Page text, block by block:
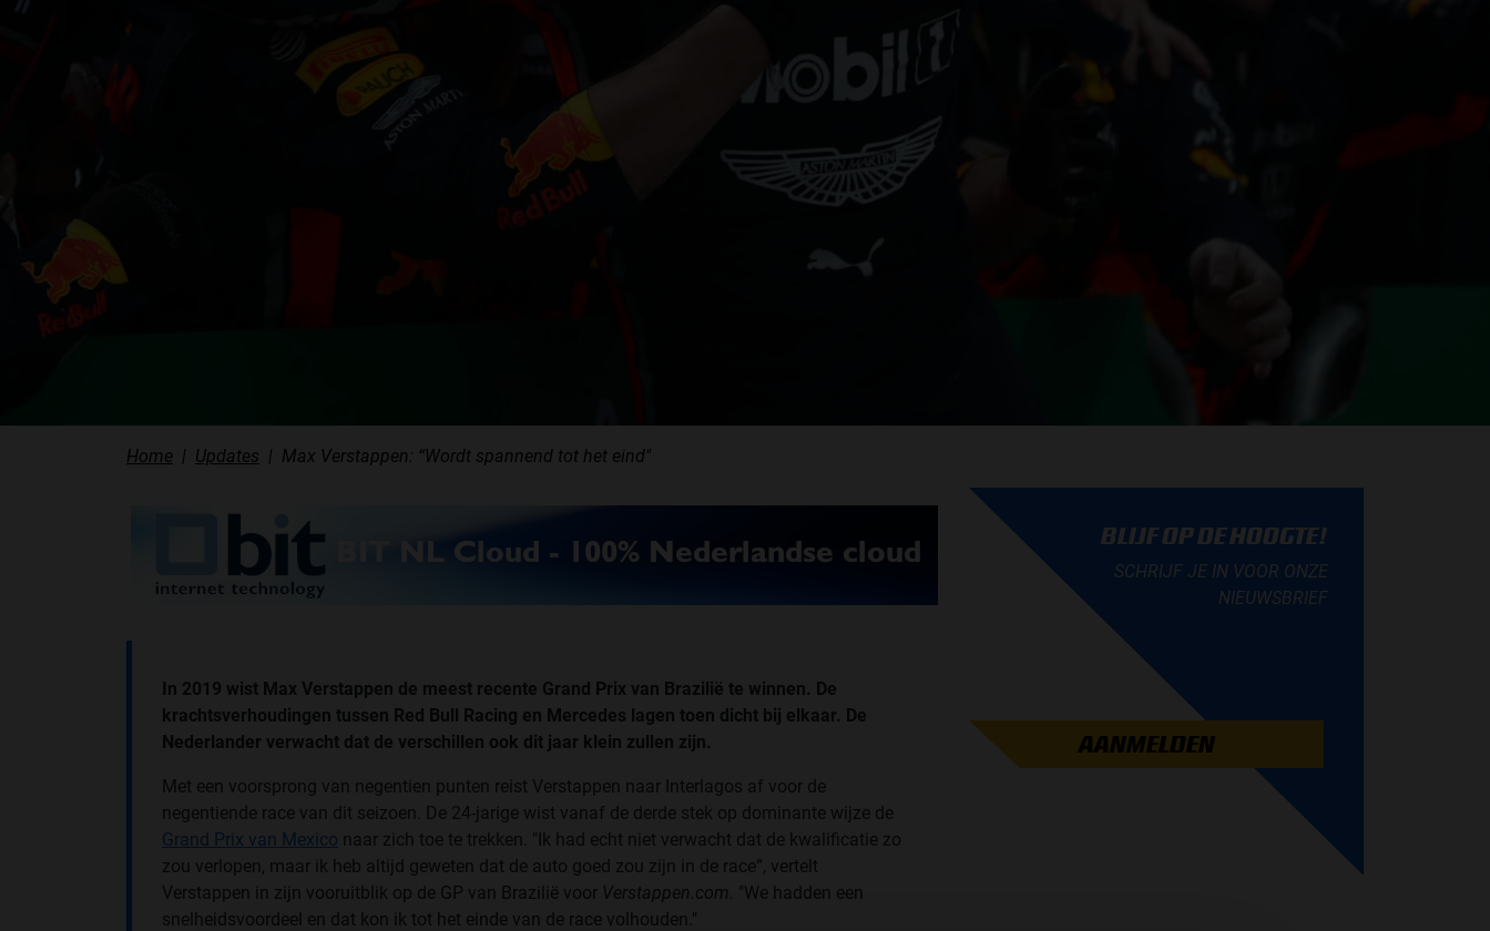
Home Updates Max Verstappen: “Wordt spannend tot het eind"
In 2019 wist Max Verstappen de meest recente Grand Prix van Brazilië te winnen. De
krachtsverhoudingen tussen Red Bull Racing en Mercedes lagen toen dicht bij elkaar. De
Nederlander verwacht dat de verschillen ook dit jaar klein zullen zijn.
Met een voorsprong van negentien punten reist Verstappen naar Interlagos af voor de
negentiende race van dit seizoen. De 24-jarige wist vanaf de derde stek op dominante wijze de
Grand Prix van Mexico naar zich toe te trekken. "Ik had echt niet verwacht dat de kwalificatie zo
zou verlopen, maar ik heb altijd geweten dat de auto goed zou zijn in de race”, vertelt
Verstappen in zijn vooruitblik op de GP van Brazilië voor Verstappen.com. "We hadden een
snelheidsvoordeel en dat kon ik tot het einde van de race volhouden."
BLIJF OP DE HOOGTE!
SCHRIJF JE IN VOOR ONZE
NIEUWSBRIEF
AANMELDEN